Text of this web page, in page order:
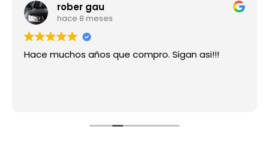
rober gau
hace 8 meses
Hace muchos años que compro. Sigan asi!!!